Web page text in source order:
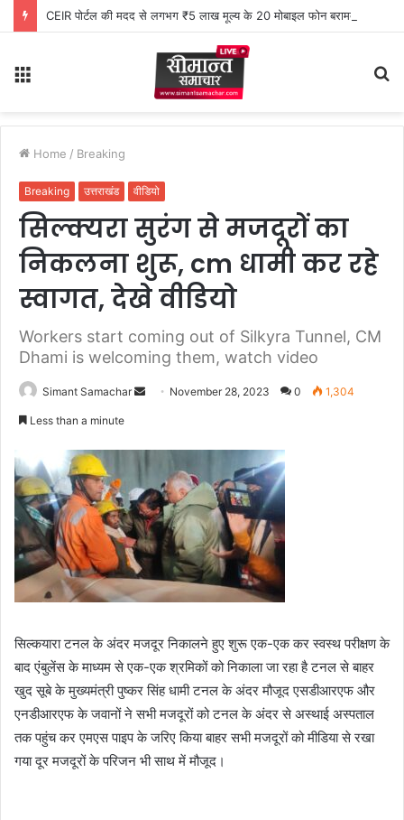
CEIR पोर्टल की मदद से लगभग ₹5 लाख मूल्य के 20 मोबाइल फोन बरामद
Home / Breaking
Breaking उत्तराखंड वीडियो
सिल्क्यरा सुरंग से मजदूरों का
निकलना शुरू, cm धामी कर रहे
स्वागत, देखे वीडियो
Workers start coming out of Silkyra Tunnel, CM
Dhami is welcoming them, watch video
Simant Samachar
n
e
m
i
November 28, 2023 0 1,304
Less than a minute
सिल्कयारा टनल के अंदर मजदूर निकालने हुए शुरू एक-एक कर स्वस्थ परीक्षण के
बाद एंबुलेंस के माध्यम से एक-एक श्रमिकों को निकाला जा रहा है टनल से बाहर
खुद सूबे के मुख्यमंत्री पुष्कर सिंह धामी टनल के अंदर मौजूद एसडीआरएफ और
एनडीआरएफ के जवानों ने सभी मजदूरों को टनल के अंदर से अस्थाई अस्पताल
तक पहुंच कर एमएस पाइप के जरिए किया बाहर सभी मजदूरों को मीडिया से रखा
गया दूर मजदूरों के परिजन भी साथ में मौजूद।